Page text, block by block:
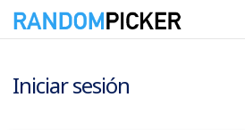
Iniciar sesión